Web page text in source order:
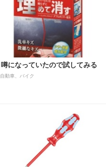
噂になっていたので試してみる
自動車、バイク